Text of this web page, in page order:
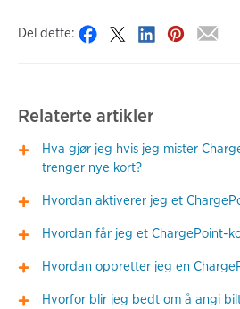
Del dette:
Relaterte artikler
Hva gjør jeg hvis jeg mister
trenger nye kort?
Hvordan aktiverer jeg et
Hvordan får jeg et ChargePoint-
Hvordan oppretter jeg en
Hvorfor blir jeg bedt om å angi